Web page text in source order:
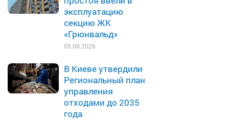
эксплуатацию
секцию ЖК
«Грюнвальд»
05.08.2026
В Киеве утвердили
Региональный план
управления
отходами до 2035
года